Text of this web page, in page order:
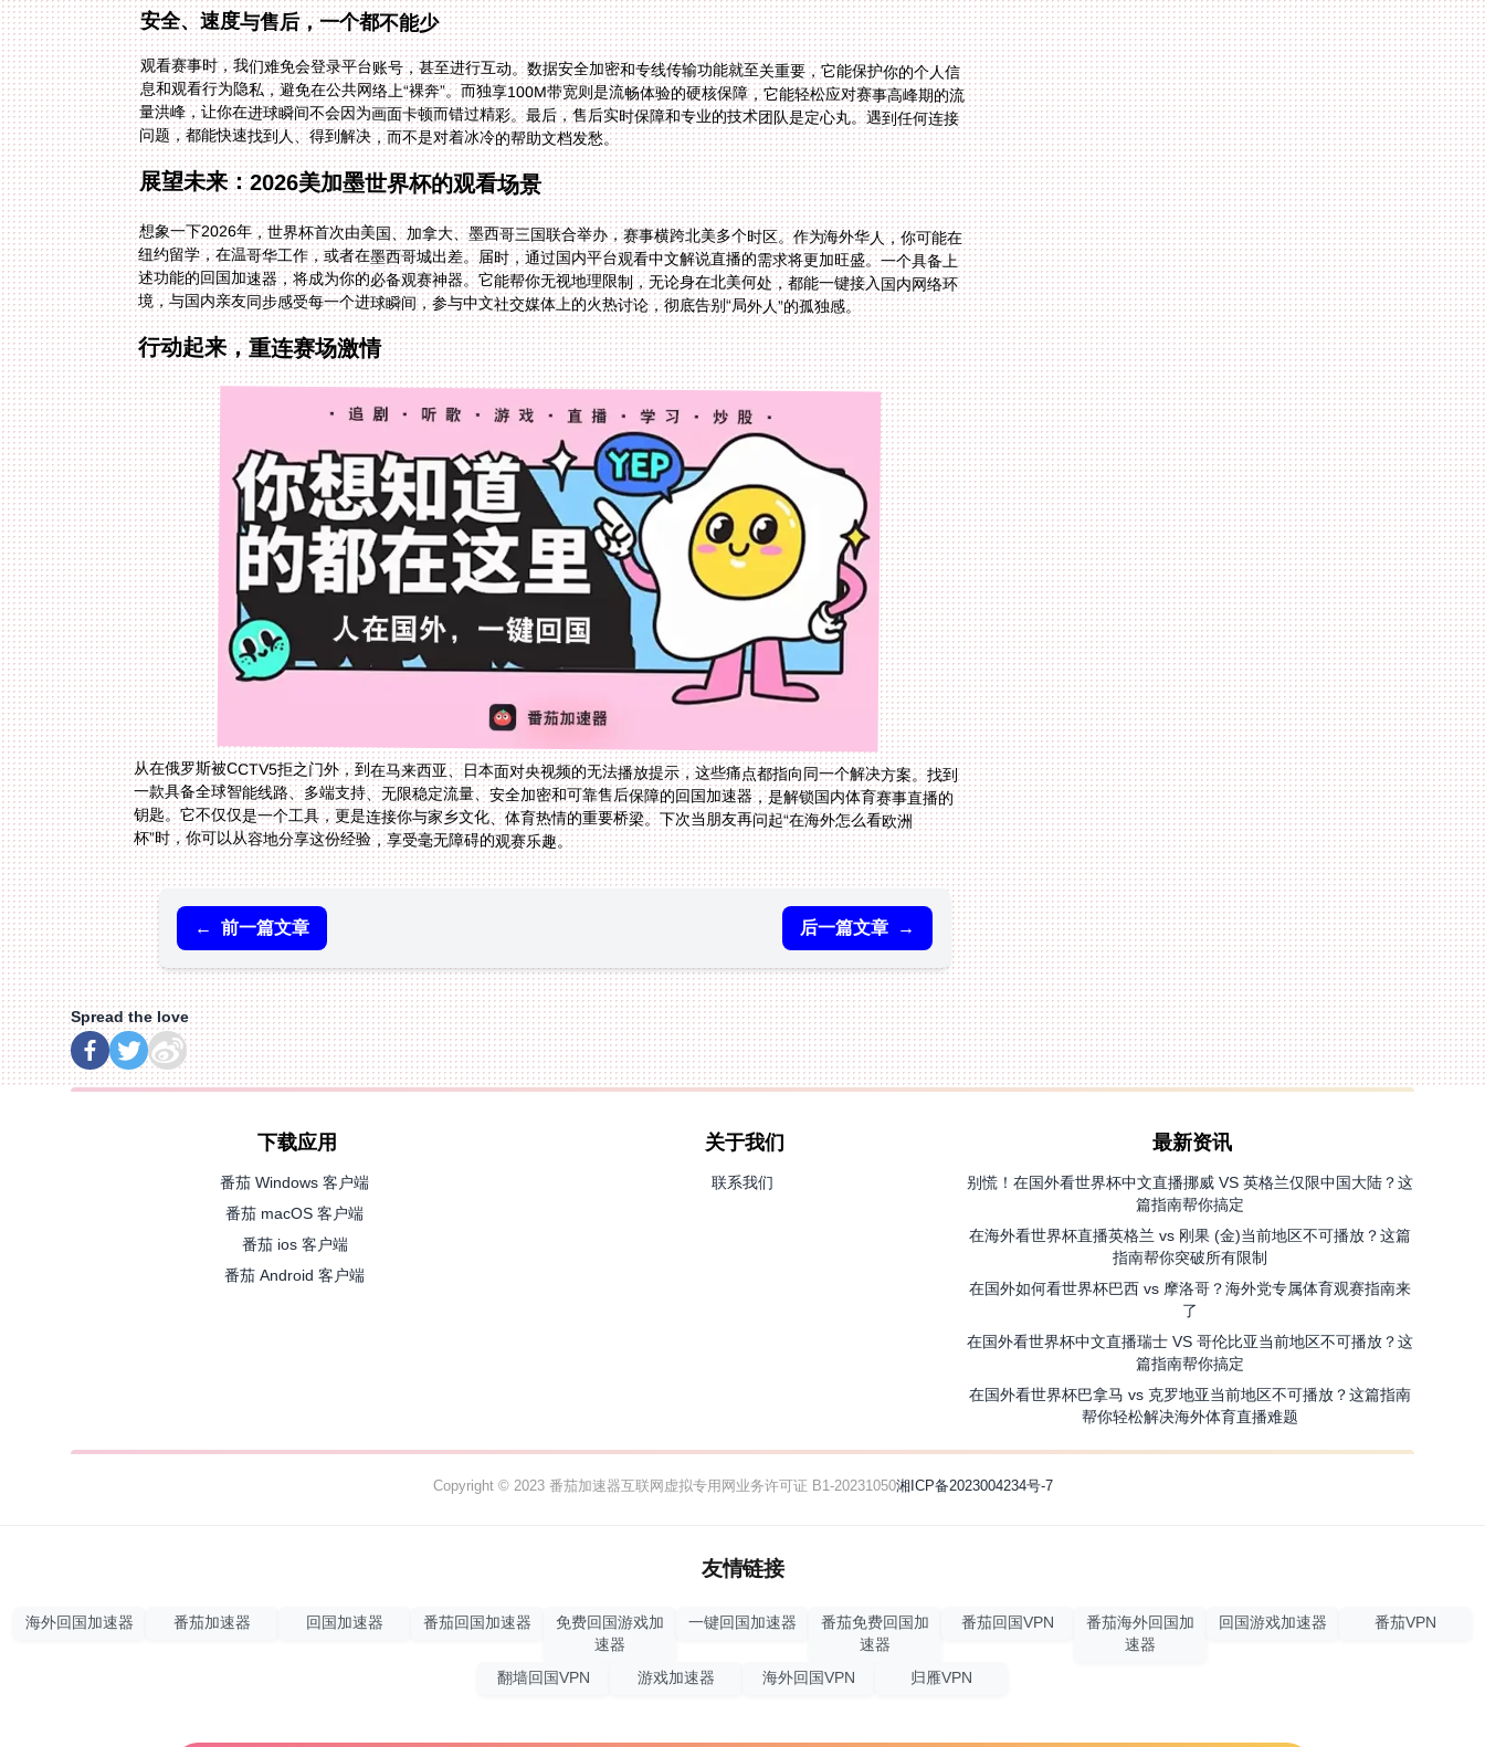
安全、速度与售后，一个都不能少
观看赛事时，我们难免会登录平台账号，甚至进行互动。数据安全加密和专线传输功能就至关重要，它能保护你的个人信
息和观看行为隐私，避免在公共网络上“裸奔”。而独享100M带宽则是流畅体验的硬核保障，它能轻松应对赛事高峰期的流
量洪峰，让你在进球瞬间不会因为画面卡顿而错过精彩。最后，售后实时保障和专业的技术团队是定心丸。遇到任何连接
问题，都能快速找到人、得到解决，而不是对着冰冷的帮助文档发愁。
展望未来：2026美加墨世界杯的观看场景
想象一下2026年，世界杯首次由美国、加拿大、墨西哥三国联合举办，赛事横跨北美多个时区。作为海外华人，你可能在
纽约留学，在温哥华工作，或者在墨西哥城出差。届时，通过国内平台观看中文解说直播的需求将更加旺盛。一个具备上
述功能的回国加速器，将成为你的必备观赛神器。它能帮你无视地理限制，无论身在北美何处，都能一键接入国内网络环
境，与国内亲友同步感受每一个进球瞬间，参与中文社交媒体上的火热讨论，彻底告别“局外人”的孤独感。
行动起来，重连赛场激情
从在俄罗斯被CCTV5拒之门外，到在马来西亚、日本面对央视频的无法播放提示，这些痛点都指向同一个解决方案。找到
一款具备全球智能线路、多端支持、无限稳定流量、安全加密和可靠售后保障的回国加速器，是解锁国内体育赛事直播的
钥匙。它不仅仅是一个工具，更是连接你与家乡文化、体育热情的重要桥梁。下次当朋友再问起“在海外怎么看欧洲
杯”时，你可以从容地分享这份经验，享受毫无障碍的观赛乐趣。
← 前一篇文章 后一篇文章 →
Spread the love
下载应用
番茄 Windows 客户端
番茄 macOS 客户端
番茄 ios 客户端
番茄 Android 客户端
关于我们
联系我们
最新资讯
别慌！在国外看世界杯中文直播挪威 VS 英格兰仅限中国大陆？这
篇指南帮你搞定
在海外看世界杯直播英格兰 vs 刚果 (金)当前地区不可播放？这篇
指南帮你突破所有限制
在国外如何看世界杯巴西 vs 摩洛哥？海外党专属体育观赛指南来
了
在国外看世界杯中文直播瑞士 VS 哥伦比亚当前地区不可播放？这
篇指南帮你搞定
在国外看世界杯巴拿马 vs 克罗地亚当前地区不可播放？这篇指南
帮你轻松解决海外体育直播难题
Copyright © 2023 番茄加速器互联网虚拟专用网业务许可证 B1-20231050湘ICP备2023004234号-7
友情链接
海外回国加速器 番茄加速器 回国加速器 番茄回国加速器
免费回国游戏加
速器
一键回国加速器
番茄免费回国加
速器
番茄回国VPN
番茄海外回国加
速器
回国游戏加速器 番茄VPN
翻墙回国VPN 游戏加速器 海外回国VPN 归雁VPN